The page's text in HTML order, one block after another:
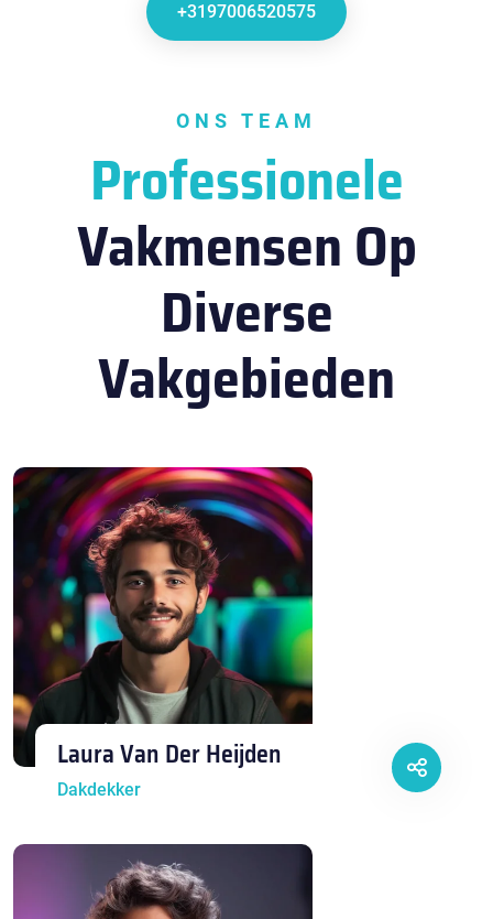
+3197006520575
ONS TEAM
Professionele
Vakmensen Op
Diverse
Vakgebieden
Laura Van Der Heijden
Dakdekker